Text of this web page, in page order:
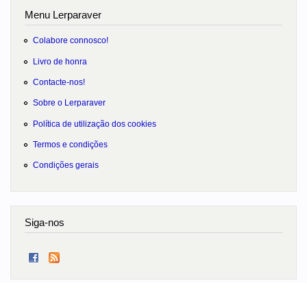
Menu Lerparaver
Colabore connosco!
Livro de honra
Contacte-nos!
Sobre o Lerparaver
Política de utilização dos cookies
Termos e condições
Condições gerais
Siga-nos